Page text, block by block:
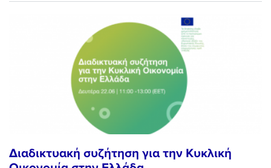
Διαδικτυακή συζήτηση για την Κυκλική